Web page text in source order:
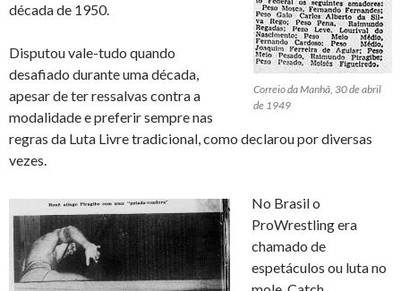
Correio da Manhã, 30 de abril
de 1949
década de 1950.
Disputou vale-tudo quando
desafiado durante uma década,
apesar de ter ressalvas contra a
modalidade e preferir sempre nas
regras da Luta Livre tradicional, como declarou por diversas
vezes.
No Brasil o
ProWrestling era
chamado de
espetáculos ou luta no